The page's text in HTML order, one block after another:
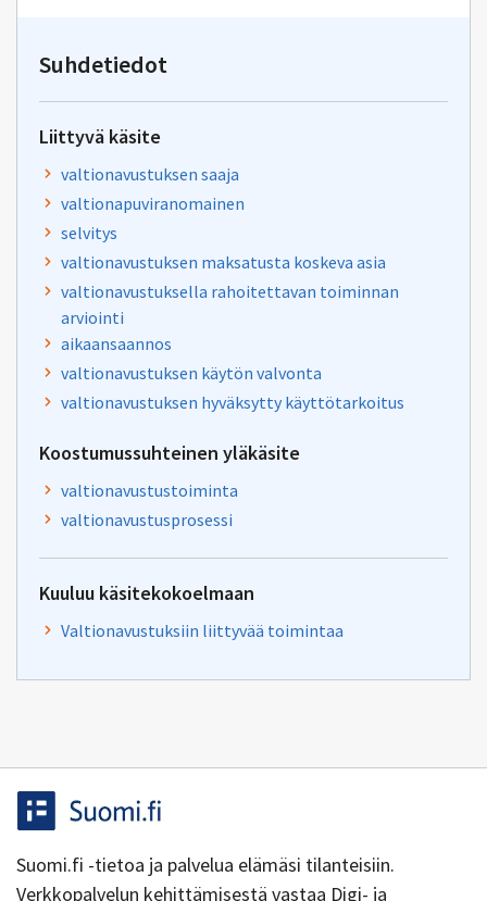
Suhdetiedot
Liittyvä käsite
valtionavustuksen saaja
valtionapuviranomainen
selvitys
valtionavustuksen maksatusta koskeva asia
valtionavustuksella rahoitettavan toiminnan
arviointi
aikaansaannos
valtionavustuksen käytön valvonta
valtionavustuksen hyväksytty käyttötarkoitus
Koostumussuhteinen yläkäsite
valtionavustustoiminta
valtionavustusprosessi
Kuuluu käsitekokoelmaan
Valtionavustuksiin liittyvää toimintaa
Suomi.fi -tietoa ja palvelua elämäsi tilanteisiin.
Verkkopalvelun kehittämisestä vastaa Digi- ja